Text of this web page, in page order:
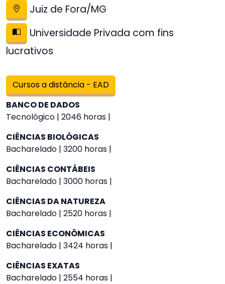
Juiz de Fora/MG
Universidade Privada com fins
lucrativos
Cursos a distância - EAD
BANCO DE DADOS
Tecnológico | 2046 horas |
CIÊNCIAS BIOLÓGICAS
Bacharelado | 3200 horas |
CIÊNCIAS CONTÁBEIS
Bacharelado | 3000 horas |
CIÊNCIAS DA NATUREZA
Bacharelado | 2520 horas |
CIÊNCIAS ECONÔMICAS
Bacharelado | 3424 horas |
CIÊNCIAS EXATAS
Bacharelado | 2554 horas |